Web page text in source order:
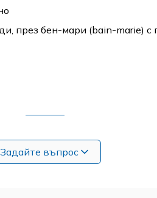
през бен-мари (bain-marie)
Задайте въпрос